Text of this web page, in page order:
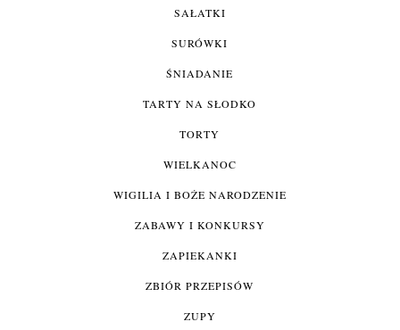
SAŁATKI
SURÓWKI
ŚNIADANIE
TARTY NA SŁODKO
TORTY
WIELKANOC
WIGILIA I BOŻE NARODZENIE
ZABAWY I KONKURSY
ZAPIEKANKI
ZBIÓR PRZEPISÓW
ZUPY